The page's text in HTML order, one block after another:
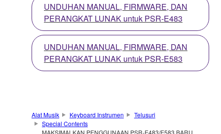
UNDUHAN MANUAL, FIRMWARE, DAN
PERANGKAT LUNAK untuk PSR-E483
UNDUHAN MANUAL, FIRMWARE, DAN
PERANGKAT LUNAK untuk PSR-E583
Alat Musik Keyboard Instrumen
Telusuri
Special Contents
MAKSIMALKAN PENGGUNAAN PSR-E483/E583 BARU